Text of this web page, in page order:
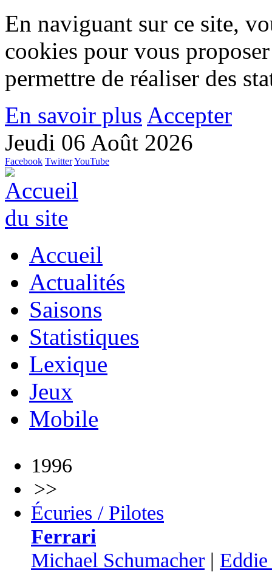
En naviguant sur ce site,
cookies pour vous
permettre de réaliser des
En savoir plus Accepter
Jeudi 06 Août 2026
Facebook TwitterYouTube
Accueil
Actualités
Saisons
Statistiques
Lexique
Jeux
Mobile
1996
>>
Écuries / Pilotes
Ferrari
Michael Schumacher |